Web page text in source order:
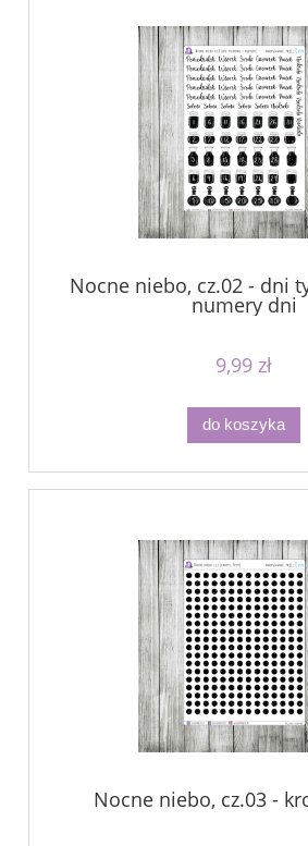
Nocne niebo, cz.02 - dni
numery dni
9,99 zł
do koszyka
Nocne niebo, cz.03 -